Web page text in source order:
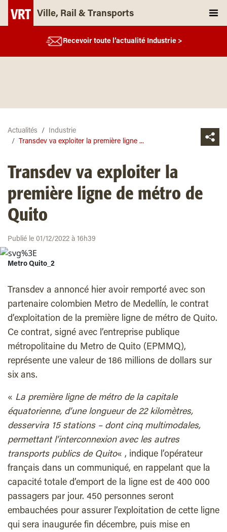
Ville, Rail & Transports
Recevoir toute l’actualité Industrie >
Actualités
Industrie
Transdev va exploiter la première ligne ...
Transdev va exploiter la
première ligne de métro de
Quito
Publié le 01/12/2022 à 16h39
Metro Quito_2
Transdev a annoncé hier avoir remporté avec son
partenaire colombien Metro de Medellín, le contrat
d’exploitation de la première ligne de métro de Quito.
Ce contrat, signé avec l’entreprise publique
métropolitaine du Metro de Quito (EPMMQ),
représente une valeur de 186 millions de dollars sur
six ans.
« La première ligne de métro de la capitale
équatorienne, d’une longueur de 22 kilomètres,
desservira 15 stations – dont cinq multimodales,
permettant l’interconnexion avec les autres
transports publics de Quito« , indique l’opérateur
français dans un communiqué, en rappelant que la
capacité totale d’emport de la ligne est de 400 000
passagers par jour. 450 personnes seront
embauchées pour assurer l’exploitation de cette ligne
qui sera inaugurée fin décembre, puis mise en